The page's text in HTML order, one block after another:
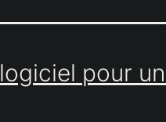
pour